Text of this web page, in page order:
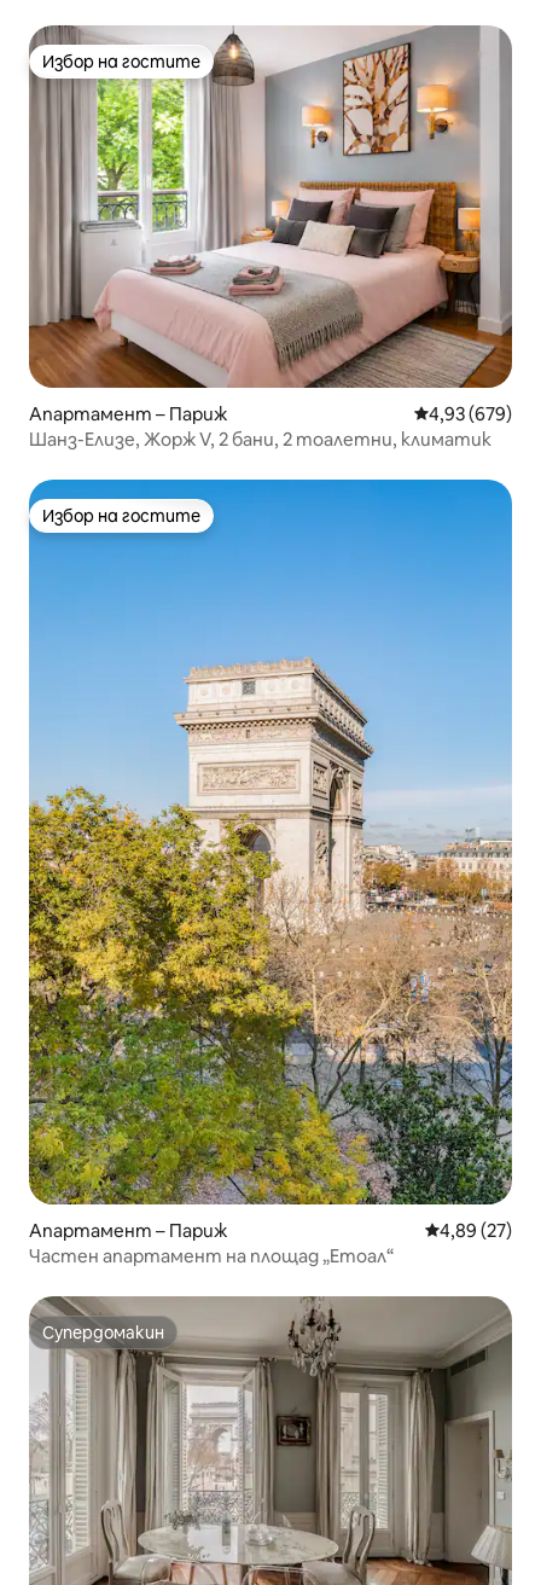
Избор на гостите
Избор на гостите
Апартамент – Париж Средна
4,93 (679)
Шанз-Елизе, Жорж V, 2 бани, 2 тоалетни, климатик
Избор на гостите
Избор на гостите
Апартамент – Париж Средна
4,89 (27)
Частен апартамент на площад „Етоал“
Супердомакин
Супердомакин